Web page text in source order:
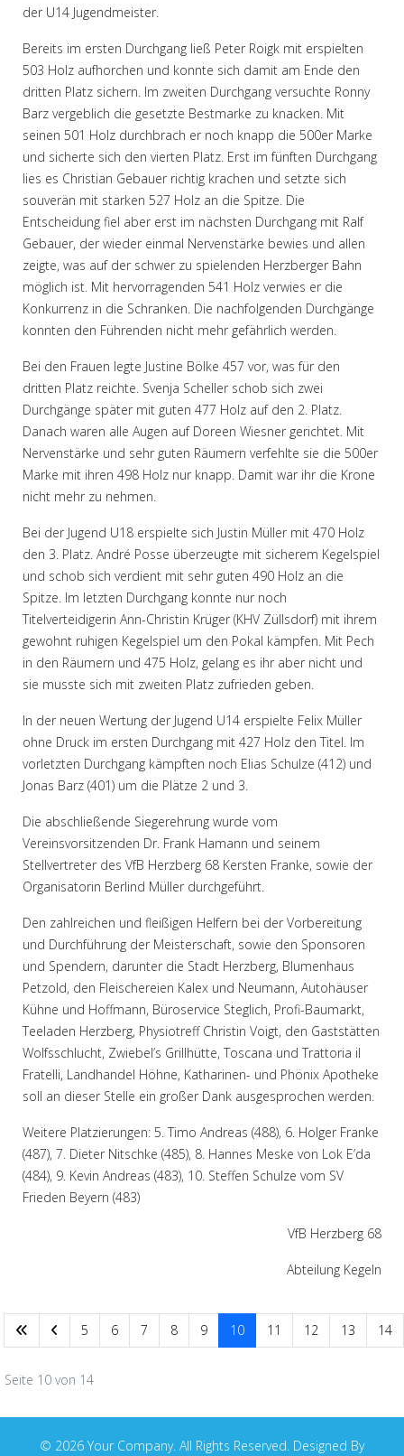
der U14 Jugendmeister.
Bereits im ersten Durchgang ließ Peter Roigk mit erspielten
503 Holz aufhorchen und konnte sich damit am Ende den
dritten Platz sichern. Im zweiten Durchgang versuchte Ronny
Barz vergeblich die gesetzte Bestmarke zu knacken. Mit
seinen 501 Holz durchbrach er noch knapp die 500er Marke
und sicherte sich den vierten Platz. Erst im fünften Durchgang
lies es Christian Gebauer richtig krachen und setzte sich
souverän mit starken 527 Holz an die Spitze. Die
Entscheidung fiel aber erst im nächsten Durchgang mit Ralf
Gebauer, der wieder einmal Nervenstärke bewies und allen
zeigte, was auf der schwer zu spielenden Herzberger Bahn
möglich ist. Mit hervorragenden 541 Holz verwies er die
Konkurrenz in die Schranken. Die nachfolgenden Durchgänge
konnten den Führenden nicht mehr gefährlich werden.
Bei den Frauen legte Justine Bölke 457 vor, was für den
dritten Platz reichte. Svenja Scheller schob sich zwei
Durchgänge später mit guten 477 Holz auf den 2. Platz.
Danach waren alle Augen auf Doreen Wiesner gerichtet. Mit
Nervenstärke und sehr guten Räumern verfehlte sie die 500er
Marke mit ihren 498 Holz nur knapp. Damit war ihr die Krone
nicht mehr zu nehmen.
Bei der Jugend U18 erspielte sich Justin Müller mit 470 Holz
den 3. Platz. André Posse überzeugte mit sicherem Kegelspiel
und schob sich verdient mit sehr guten 490 Holz an die
Spitze. Im letzten Durchgang konnte nur noch
Titelverteidigerin Ann-Christin Krüger (KHV Züllsdorf) mit ihrem
gewohnt ruhigen Kegelspiel um den Pokal kämpfen. Mit Pech
in den Räumern und 475 Holz, gelang es ihr aber nicht und
sie musste sich mit zweiten Platz zufrieden geben.
In der neuen Wertung der Jugend U14 erspielte Felix Müller
ohne Druck im ersten Durchgang mit 427 Holz den Titel. Im
vorletzten Durchgang kämpften noch Elias Schulze (412) und
Jonas Barz (401) um die Plätze 2 und 3.
Die abschließende Siegerehrung wurde vom
Vereinsvorsitzenden Dr. Frank Hamann und seinem
Stellvertreter des VfB Herzberg 68 Kersten Franke, sowie der
Organisatorin Berlind Müller durchgeführt.
Den zahlreichen und fleißigen Helfern bei der Vorbereitung
und Durchführung der Meisterschaft, sowie den Sponsoren
und Spendern, darunter die Stadt Herzberg, Blumenhaus
Petzold, den Fleischereien Kalex und Neumann, Autohäuser
Kühne und Hoffmann, Büroservice Steglich, Profi-Baumarkt,
Teeladen Herzberg, Physiotreff Christin Voigt, den Gaststätten
Wolfsschlucht, Zwiebel’s Grillhütte, Toscana und Trattoria il
Fratelli, Landhandel Höhne, Katharinen- und Phönix Apotheke
soll an dieser Stelle ein großer Dank ausgesprochen werden.
Weitere Platzierungen: 5. Timo Andreas (488), 6. Holger Franke
(487), 7. Dieter Nitschke (485), 8. Hannes Meske von Lok E’da
(484), 9. Kevin Andreas (483), 10. Steffen Schulze vom SV
Frieden Beyern (483)
VfB Herzberg 68
Abteilung Kegeln
5 6 7 8 9 10 11 12 13 14
Seite 10 von 14
© 2026 Your Company. All Rights Reserved. Designed By